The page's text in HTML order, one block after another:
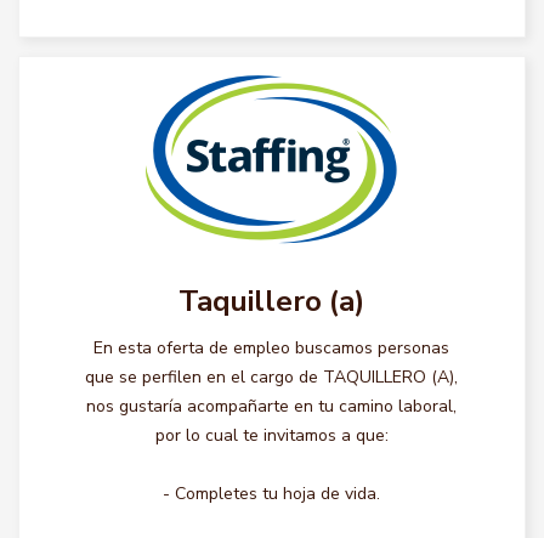
Taquillero (a)
En esta oferta de empleo buscamos personas
que se perfilen en el cargo de TAQUILLERO (A),
nos gustaría acompañarte en tu camino laboral,
por lo cual te invitamos a que:
- Completes tu hoja de vida.